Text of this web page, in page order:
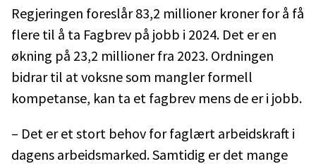
Regjeringen foreslår 83,2 millioner kroner for å få
flere til å ta Fagbrev på jobb i 2024. Det er en
økning på 23,2 millioner fra 2023. Ordningen
bidrar til at voksne som mangler formell
kompetanse, kan ta et fagbrev mens de er i jobb.
– Det er et stort behov for faglært arbeidskraft i
dagens arbeidsmarked. Samtidig er det mange